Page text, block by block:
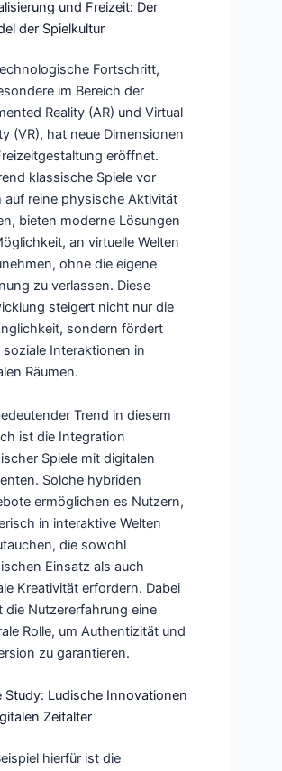
und Freizeit: Der
der Spielkultur
Fortschritt,
im Bereich der
Reality (AR) und Virtual
(VR), hat neue Dimensionen
eröffnet.
klassische Spiele vor
auf reine physische Aktivität
bieten moderne Lösungen
an virtuelle Welten
ohne die eigene
zu verlassen. Diese
steigert nicht nur die
sondern fördert
soziale Interaktionen in
Räumen.
Trend in diesem
ist die Integration
Spiele mit digitalen
Solche hybriden
ermöglichen es Nutzern,
in interaktive Welten
die sowohl
Einsatz als auch
Kreativität erfordern. Dabei
die Nutzererfahrung eine
Rolle, um Authentizität und
zu garantieren.
Study: Ludische Innovationen
Zeitalter
hierfür ist die